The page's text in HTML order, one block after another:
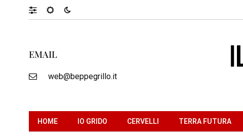
EMAIL
web@beppegrillo.it
HOME IO GRIDO CERVELLI TERRA FUTURA